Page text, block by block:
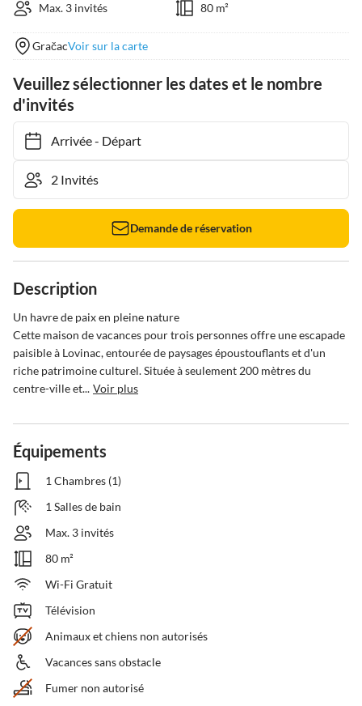
Max. 3 invités
80 m²
GračacVoir sur la carte
Veuillez sélectionner les dates et le nombre
d'invités
Arrivée- Départ
Demande de réservation
Description
Un havre de paix en pleine nature
Cette maison de vacances pour trois personnes offre une escapade
paisible à Lovinac, entourée de paysages époustouflants et d'un
riche patrimoine culturel. Située à seulement 200 mètres du
centre-ville et... Voir plus
Équipements
1 Chambres (1)
1 Salles de bain
Max. 3 invités
80 m²
Wi-Fi Gratuit
Télévision
Animaux et chiens non autorisés
Vacances sans obstacle
Fumer non autorisé